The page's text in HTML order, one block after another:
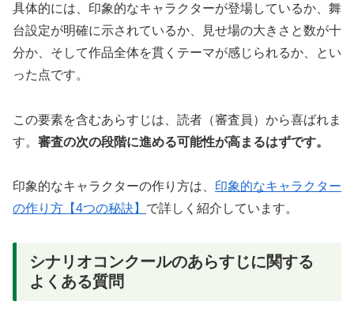
具体的には、印象的なキャラクターが登場しているか、舞
台設定が明確に示されているか、見せ場の大きさと数が十
分か、そして作品全体を貫くテーマが感じられるか、とい
った点です。
この要素を含むあらすじは、読者（審査員）から喜ばれま
す。 審査の次の段階に進める可能性が高まるはずです。
印象的なキャラクターの作り方は、 印象的なキャラクター
の作り方【4つの秘訣】 で詳しく紹介しています。
シナリオコンクールのあらすじに関する
よくある質問